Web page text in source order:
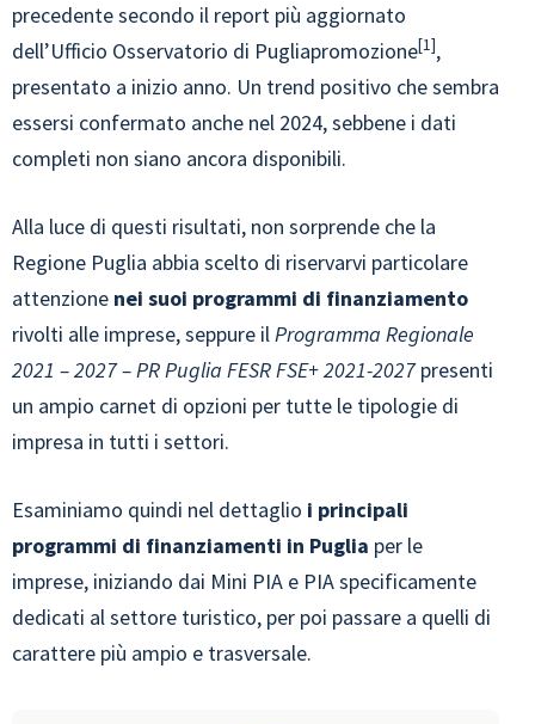
precedente secondo il report più aggiornato
dell’Ufficio Osservatorio di Pugliapromozione 1 ,
presentato a inizio anno. Un trend positivo che sembra
essersi confermato anche nel 2024, sebbene i dati
completi non siano ancora disponibili.
Alla luce di questi risultati, non sorprende che la
Regione Puglia abbia scelto di riservarvi particolare
attenzione nei suoi programmi di finanziamento
rivolti alle imprese, seppure ilProgramma Regionale
2021 – 2027 – PR Puglia FESR FSE+ 2021-2027presenti
un ampio carnet di opzioni per tutte le tipologie di
impresa in tutti i settori.
Esaminiamo quindi nel dettaglio i principali
programmi di finanziamenti in Puglia per le
imprese, iniziando dai Mini PIA e PIA specificamente
dedicati al settore turistico, per poi passare a quelli di
carattere più ampio e trasversale.